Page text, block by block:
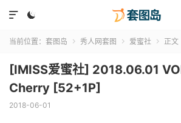


当前位置： 套图岛  秀人网套图  爱蜜社  正文
[IMISS爱蜜社] 2018.06.01
Cherry [52+1P]
2018-06-01